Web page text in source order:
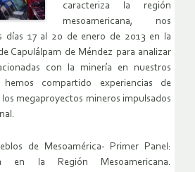
caracteriza la región
mesoamericana, nos
días 17 al 20 de enero de 2013 en la
Capulálpam de Méndez para analizar
con la minería en nuestros
compartido experiencias de
megaproyectos mineros impulsados
de Mesoamérica- Primer Panel:
en la Región Mesoamericana.